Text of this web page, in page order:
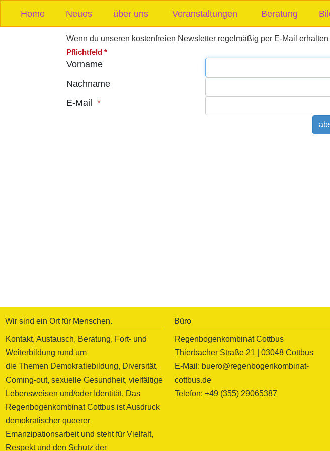
Home Neues über uns Veranstaltungen Beratung
Wenn du unseren kostenfreien Newsletter regelmäßig per E-Mail
Pflichtfeld *
Vorname
Nachname
E-Mail
Wir sind ein Ort für Menschen.
Kontakt, Austausch, Beratung, Fort- und
Weiterbildung rund um
die Themen Demokratiebildung, Diversität,
Coming-out, sexuelle Gesundheit, vielfältige
Lebensweisen und/oder Identität. Das
Regenbogenkombinat Cottbus ist Ausdruck
demokratischer queerer
Emanzipationsarbeit und steht für Vielfalt,
Respekt und den Schutz der
Büro
Regenbogenkombinat Cottbus
Thierbacher Straße 21 | 03048 Cottbus
E-Mail: buero@regenbogenkombinat-
cottbus.de
Telefon: +49 (355) 29065387